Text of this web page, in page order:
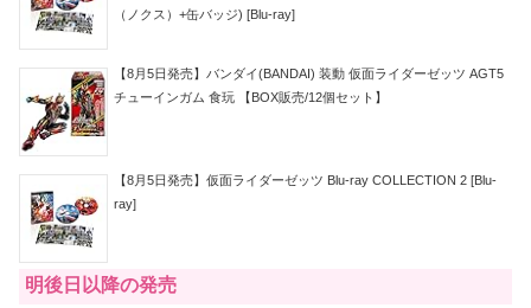
（ノクス）+缶バッジ) [Blu-ray]
【8月5日発売】バンダイ(BANDAI) 装動 仮面ライダーゼッツ AGT5
チューインガム 食玩 【BOX販売/12個セット】
【8月5日発売】仮面ライダーゼッツ Blu-ray COLLECTION 2 [Blu-
ray]
明後日以降の発売